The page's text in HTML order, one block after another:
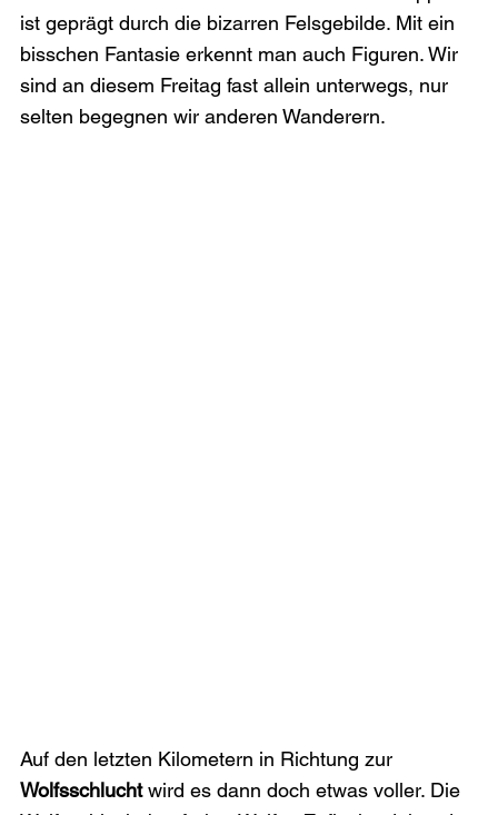
ist geprägt durch die bizarren Felsgebilde. Mit ein
bisschen Fantasie erkennt man auch Figuren. Wir
sind an diesem Freitag fast allein unterwegs, nur
selten begegnen wir anderen Wanderern.
Auf den letzten Kilometern in Richtung zur
Wolfsschlucht wird es dann doch etwas voller. Die